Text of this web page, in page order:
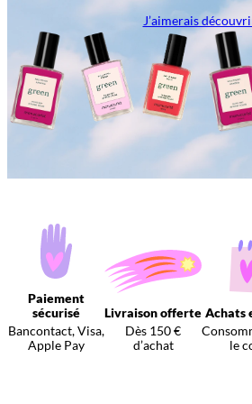
J’aimerais
Paiement
sécurisé
Bancontact, Visa,
Apple Pay
Livraison offerte
Dès 150 €
d’achat
Achats
le